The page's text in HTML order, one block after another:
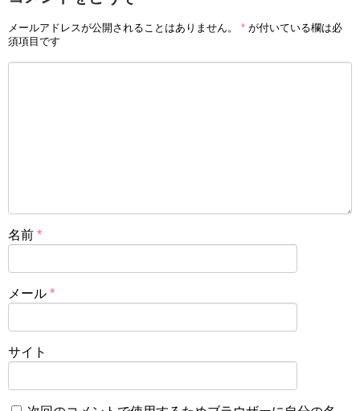
メールアドレスが公開されることはありません。 * が付いている欄は必
須項目です
名前 *
メール *
サイト